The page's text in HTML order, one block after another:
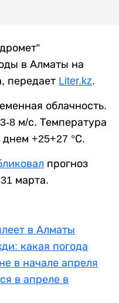
в Алматы на
передает Liter.kz.
облачность.
8 м/с. Температура
+25+27 °С.
прогноз
марта.
в Алматы
какая погода
в начале апреля
в апреле в